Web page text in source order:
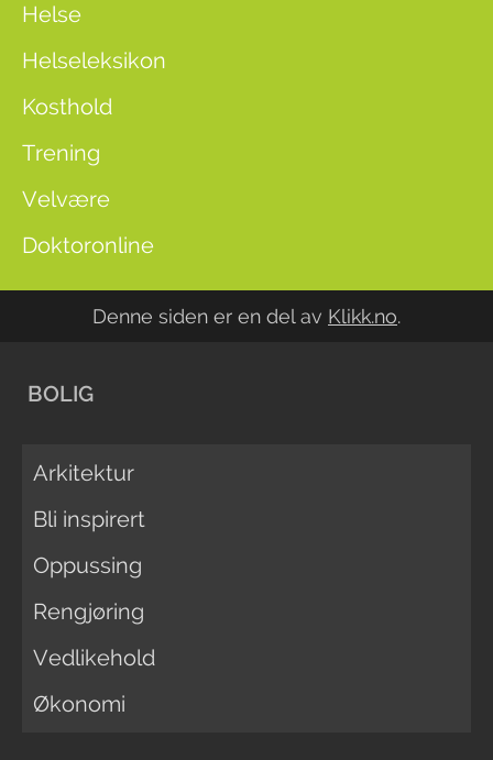
Helse
Helseleksikon
Kosthold
Trening
Velvære
Doktoronline
Denne siden er en del av Klikk.no.
BOLIG
Arkitektur
Bli inspirert
Oppussing
Rengjøring
Vedlikehold
Økonomi